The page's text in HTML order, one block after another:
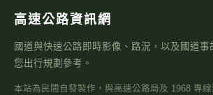
高速公路資訊網
國道與快速公路即時影像、路況，以及國道
您出行規劃參考。
本站為民間自發製作，與高速公路局及 1968 專線